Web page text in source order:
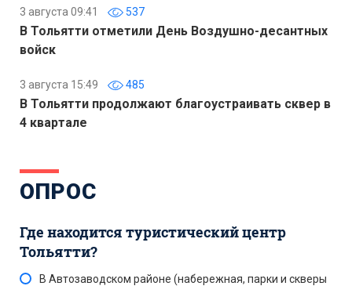
3 августа 09:41 537
В Тольятти отметили День Воздушно-десантных
войск
3 августа 15:49 485
В Тольятти продолжают благоустраивать сквер в
4 квартале
ОПРОС
Где находится туристический центр
Тольятти?
В Автозаводском районе (набережная, парки и скверы